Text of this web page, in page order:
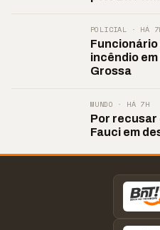
POLICIAL · HÁ
Funcionário
incêndio
Grossa
MUNDO · HÁ 7H
Por recusar
Fauci em